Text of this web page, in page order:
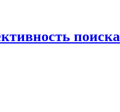
поиска